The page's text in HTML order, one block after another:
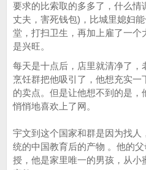
要求的比索取的多多了，什么情
丈夫，害死钱包)，比城里媳妇
堂，打扫卫生，再加上雇了一
是兴旺。
每天是十点后，店里就清净了，
烹饪群把他吸引了，他想充实
的卖点。但是让他想不到的是
悄悄地喜欢上了网。
宇文到这个国家和群是因为找人
统的中国教育后的产物 。他的
授，他是家里唯一的男孩，从小